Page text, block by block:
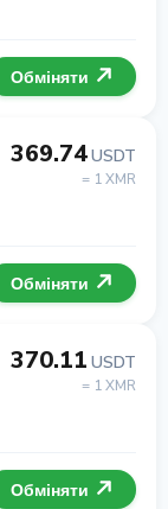
Обміняти
369.74USDT
= 1 XMR
Обміняти
370.11 USDT
= 1 XMR
Обміняти